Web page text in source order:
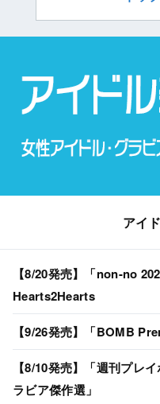
アイ
【8/20発売】「non-no
Hearts2Hearts
【9/26発売】「BOMB
【8/10発売】「週刊プレ
ラビア傑作選」